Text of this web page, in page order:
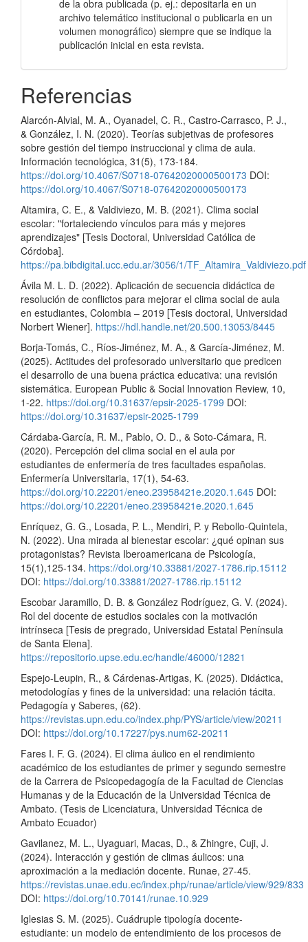
de la obra publicada (p. ej.: depositarla en un
archivo telemático institucional o publicarla en un
volumen monográfico) siempre que se indique la
publicación inicial en esta revista.
Referencias
Alarcón-Alvial, M. A., Oyanadel, C. R., Castro-Carrasco, P. J.,
& González, I. N. (2020). Teorías subjetivas de profesores
sobre gestión del tiempo instruccional y clima de aula.
Información tecnológica, 31(5), 173-184.
https://doi.org/10.4067/S0718-07642020000500173 DOI:
https://doi.org/10.4067/S0718-07642020000500173
Altamira, C. E., & Valdiviezo, M. B. (2021). Clima social
escolar: "fortaleciendo vínculos para más y mejores
aprendizajes" [Tesis Doctoral, Universidad Católica de
Córdoba].
https://pa.bibdigital.ucc.edu.ar/3056/1/TF_Altamira_Valdiviezo.pdf
Ávila M. L. D. (2022). Aplicación de secuencia didáctica de
resolución de conflictos para mejorar el clima social de aula
en estudiantes, Colombia – 2019 [Tesis doctoral, Universidad
Norbert Wiener]. https://hdl.handle.net/20.500.13053/8445
Borja-Tomás, C., Ríos-Jiménez, M. A., & García-Jiménez, M.
(2025). Actitudes del profesorado universitario que predicen
el desarrollo de una buena práctica educativa: una revisión
sistemática. European Public & Social Innovation Review, 10,
1-22. https://doi.org/10.31637/epsir-2025-1799 DOI:
https://doi.org/10.31637/epsir-2025-1799
Cárdaba-García, R. M., Pablo, O. D., & Soto-Cámara, R.
(2020). Percepción del clima social en el aula por
estudiantes de enfermería de tres facultades españolas.
Enfermería Universitaria, 17(1), 54-63.
https://doi.org/10.22201/eneo.23958421e.2020.1.645 DOI:
https://doi.org/10.22201/eneo.23958421e.2020.1.645
Enríquez, G. G., Losada, P. L., Mendiri, P. y Rebollo-Quintela,
N. (2022). Una mirada al bienestar escolar: ¿qué opinan sus
protagonistas? Revista Iberoamericana de Psicología,
15(1),125-134. https://doi.org/10.33881/2027-1786.rip.15112
DOI: https://doi.org/10.33881/2027-1786.rip.15112
Escobar Jaramillo, D. B. & González Rodríguez, G. V. (2024).
Rol del docente de estudios sociales con la motivación
intrínseca [Tesis de pregrado, Universidad Estatal Península
de Santa Elena].
https://repositorio.upse.edu.ec/handle/46000/12821
Espejo-Leupin, R., & Cárdenas-Artigas, K. (2025). Didáctica,
metodologías y fines de la universidad: una relación tácita.
Pedagogía y Saberes, (62).
https://revistas.upn.edu.co/index.php/PYS/article/view/20211
DOI: https://doi.org/10.17227/pys.num62-20211
Fares I. F. G. (2024). El clima áulico en el rendimiento
académico de los estudiantes de primer y segundo semestre
de la Carrera de Psicopedagogía de la Facultad de Ciencias
Humanas y de la Educación de la Universidad Técnica de
Ambato. (Tesis de Licenciatura, Universidad Técnica de
Ambato Ecuador)
Gavilanez, M. L., Uyaguari, Macas, D., & Zhingre, Cuji, J.
(2024). Interacción y gestión de climas áulicos: una
aproximación a la mediación docente. Runae, 27-45.
https://revistas.unae.edu.ec/index.php/runae/article/view/929/833
DOI: https://doi.org/10.70141/runae.10.929
Iglesias S. M. (2025). Cuádruple tipología docente-
estudiante: un modelo de entendimiento de los procesos de